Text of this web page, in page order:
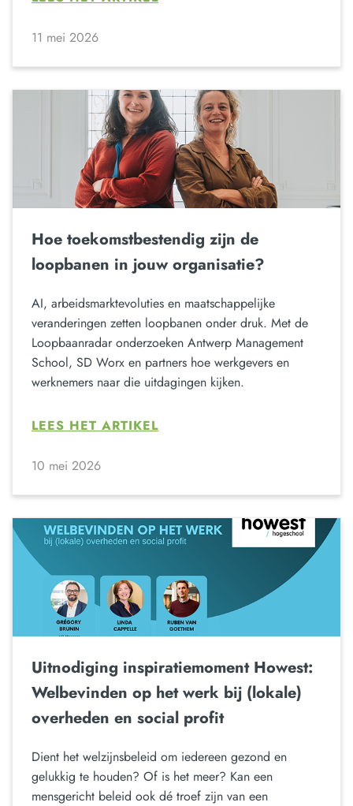
11 mei 2026
Hoe toekomstbestendig zijn de
loopbanen in jouw organisatie?
AI, arbeidsmarktevoluties en maatschappelijke
veranderingen zetten loopbanen onder druk. Met de
Loopbaanradar onderzoeken Antwerp Management
School, SD Worx en partners hoe werkgevers en
werknemers naar die uitdagingen kijken.
LEES HET ARTIKEL
10 mei 2026
Uitnodiging inspiratiemoment Howest:
Welbevinden op het werk bij (lokale)
overheden en social profit
Dient het welzijnsbeleid om iedereen gezond en
gelukkig te houden? Of is het meer? Kan een
mensgericht beleid ook dé troef zijn van een